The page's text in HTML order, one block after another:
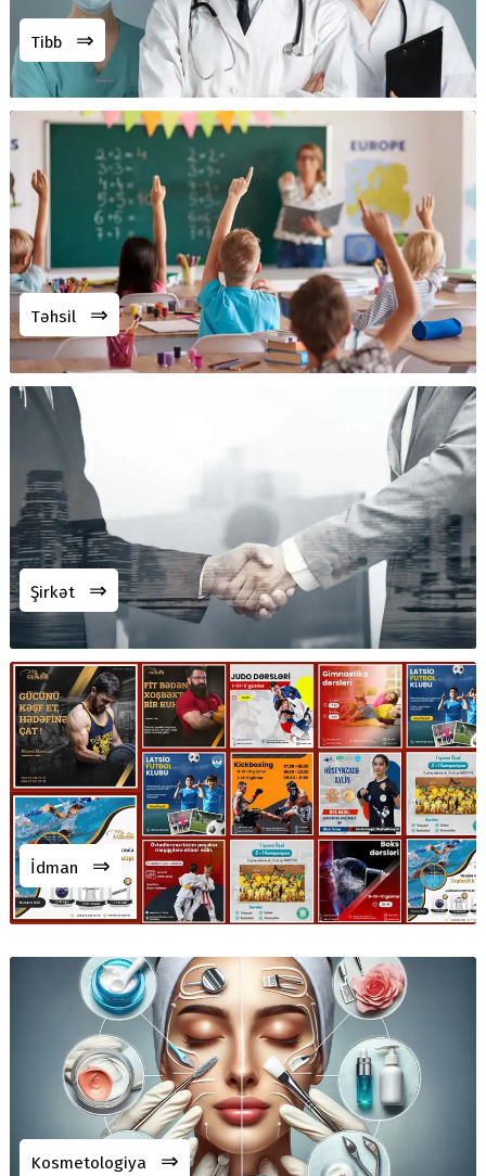
Tibb ⇒
Təhsil ⇒
Şirkət ⇒
İdman ⇒
Kosmetologiya ⇒